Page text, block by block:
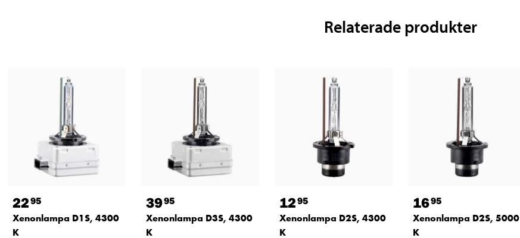
Relaterade produkter
2295
Xenonlampa D1S, 4300
K
3995
Xenonlampa D3S, 4300
K
1295
Xenonlampa D2S, 4300
K
1695
Xenonlampa D2S, 5000
K